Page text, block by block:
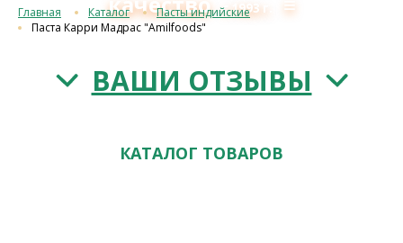
с 1993 г.
Главная Каталог
Пасты индийские
Паста Карри Мадрас "Amilfoods"
ВАШИ ОТЗЫВЫ
КАТАЛОГ ТОВАРОВ